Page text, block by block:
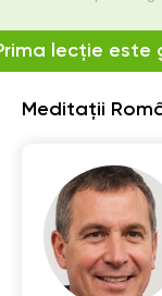
Meditații
lecție este